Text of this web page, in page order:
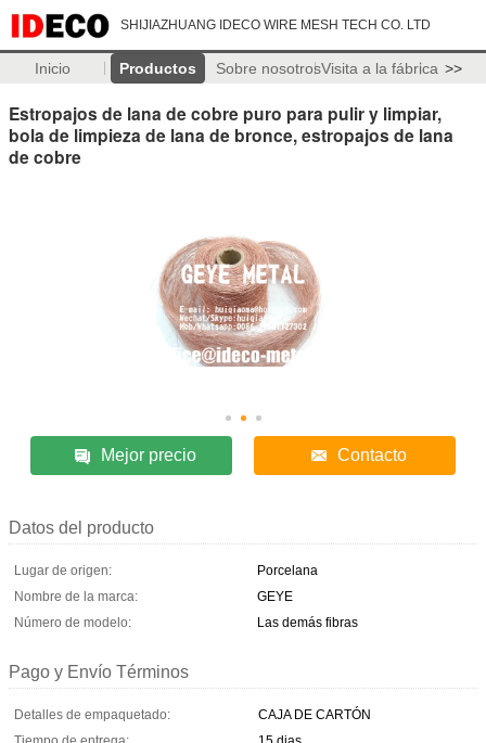
SHIJIAZHUANG IDECO WIRE MESH TECH CO. LTD
Inicio Productos Sobre nosotrosVisita a la fábrica >>
Estropajos de lana de cobre puro para pulir y limpiar,
bola de limpieza de lana de bronce, estropajos de lana
de cobre
Mejor precio Contacto
Datos del producto
Lugar de origen:
Porcelana
Nombre de la marca:
GEYE
Número de modelo:
Las demás fibras
Pago y Envío Términos
Detalles de empaquetado:
CAJA DE CARTÓN